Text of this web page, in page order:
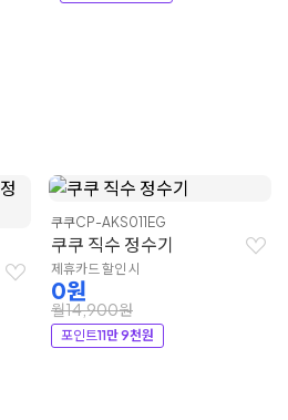
쿠쿠CP-AKS011EG
쿠쿠 직수 정수기
제휴카드 할인 시
0원
월14,900원
포인트11만 9천원